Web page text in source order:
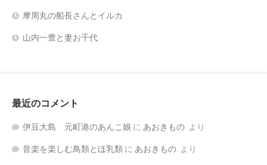
摩周丸の船長さんとイルカ
山内一豊と妻お千代
最近のコメント
伊豆大島 元町港のあんこ娘 に あおきもの. より
音楽を楽しむ鳥類とほ乳類 に あおきもの. より